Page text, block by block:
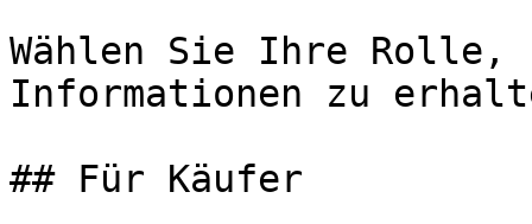
Wählen Sie Ihre Rolle,
Informationen zu
## Für Käufer